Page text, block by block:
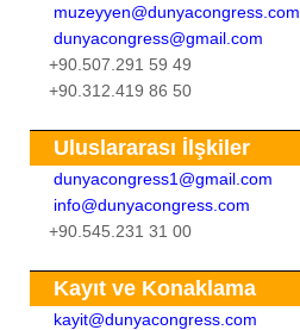
muzeyyen@dunyacongress.com
dunyacongress@gmail.com
+90.507.291 59 49
+90.312.419 86 50
Uluslararası İlşkiler
dunyacongress1@gmail.com
info@dunyacongress.com
+90.545.231 31 00
Kayıt ve Konaklama
kayit@dunyacongress.com